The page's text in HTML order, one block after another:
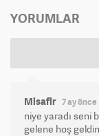
YORUMLAR
Misafir 7 ay önce
niye yaradı seni
gelene hoş geldin.